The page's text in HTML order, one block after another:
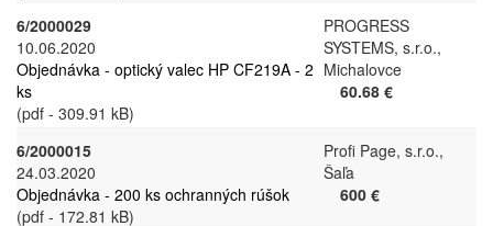
6/2000029
10.06.2020
Objednávka - optický valec HP CF219A - 2
ks
(pdf - 309.91 kB)
PROGRESS
SYSTEMS, s.r.o.,
Michalovce
60.68 €
6/2000015
24.03.2020
Objednávka - 200 ks ochranných rúšok
(pdf - 172.81 kB)
Profi Page, s.r.o.,
Šaľa
600 €